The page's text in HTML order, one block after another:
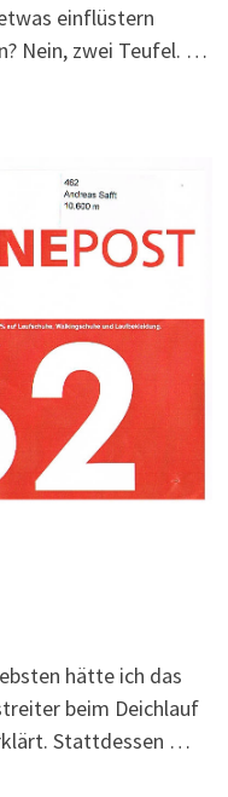
einflüstern
Nein, zwei Teufel. …
hätte ich das
beim Deichlauf
Stattdessen …